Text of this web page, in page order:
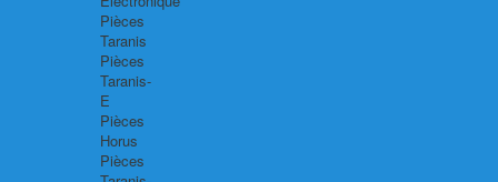
Pièces
Taranis
Pièces
Taranis-
E
Pièces
Horus
Pièces